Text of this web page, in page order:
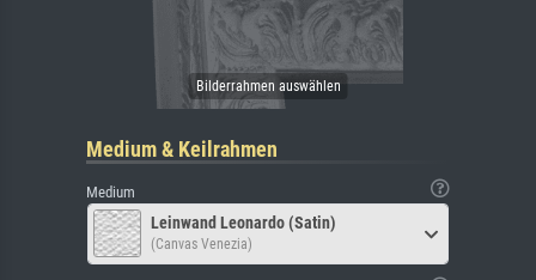
Medium & Keilrahmen
Medium
Leinwand Leonardo (Satin)
(Canvas Venezia)